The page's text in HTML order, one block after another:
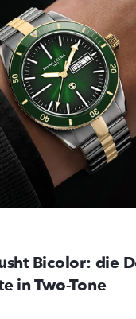
Bicolor: die
in Two-Tone